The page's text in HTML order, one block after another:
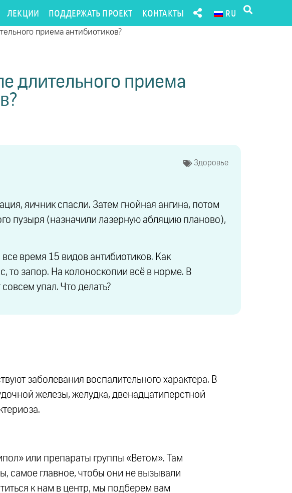
ЛЕКЦИИ ПОДДЕРЖАТЬ ПРОЕКТ КОНТАКТЫ RU
приема антибиотиков?
длительного приема
Здоровье
яичник спасли. Затем гнойная ангина, потом
пузыря (назначили лазерную абляцию планово),
время 15 видов антибиотиков. Как
то запор. На колоноскопии всё в норме. В
упал. Что делать?
заболевания воспалительного характера. В
железы, желудка, двенадцатиперстной
или препараты группы «Ветом». Там
самое главное, чтобы они не вызывали
к нам в центр, мы подберем вам